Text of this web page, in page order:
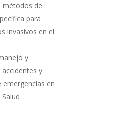
métodos de
para
invasivos en el
y
y
emergencias en